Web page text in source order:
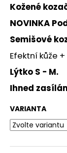
Kožené
NOVINKA
Semišové
Efektní kůže
Lýtko S - M.
Ihned
VARIANTA
D
o
p
o
r
u
č
u
e
m
e